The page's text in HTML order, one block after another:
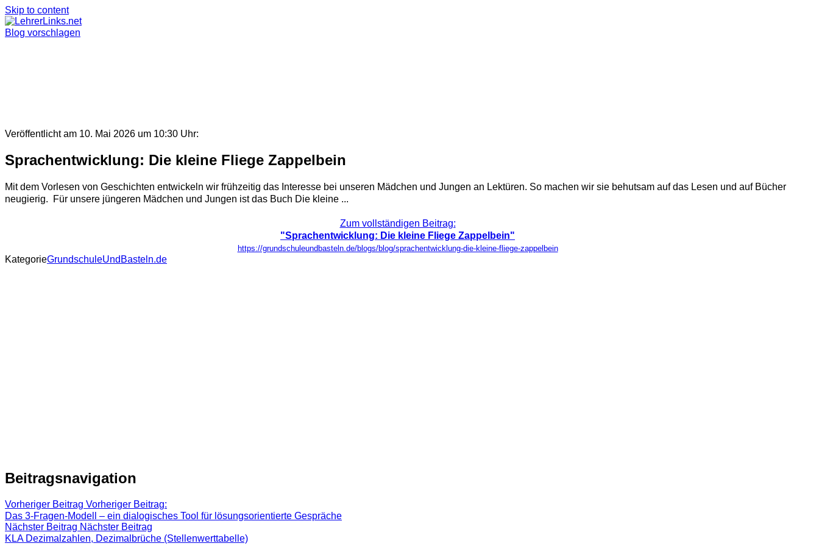
Skip to content
Blog vorschlagen
Veröffentlicht am 10. Mai 2026 um 10:30 Uhr:
Sprachentwicklung: Die kleine Fliege Zappelbein
Mit dem Vorlesen von Geschichten entwickeln wir frühzeitig das Interesse bei unseren Mädchen und Jungen an Lektüren. So machen wir sie behutsam auf das Lesen und auf Bücher
neugierig. Für unsere jüngeren Mädchen und Jungen ist das Buch Die kleine ...
Zum vollständigen Beitrag:
"Sprachentwicklung: Die kleine Fliege Zappelbein"
https://grundschuleundbasteln.de/blogs/blog/sprachentwicklung-die-kleine-fliege-zappelbein
KategorieGrundschuleUndBasteln.de
Beitragsnavigation
Vorheriger Beitrag Vorheriger Beitrag:
Das 3-Fragen-Modell – ein dialogisches Tool für lösungsorientierte Gespräche
Nächster Beitrag Nächster Beitrag
KLA Dezimalzahlen, Dezimalbrüche (Stellenwerttabelle)